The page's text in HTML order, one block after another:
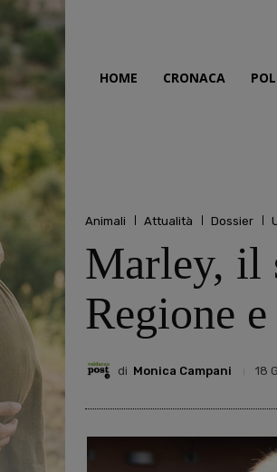
HOME CRONACA
Animali Attualità Dossier
Marley, il
Regione
di Monica Campani 18